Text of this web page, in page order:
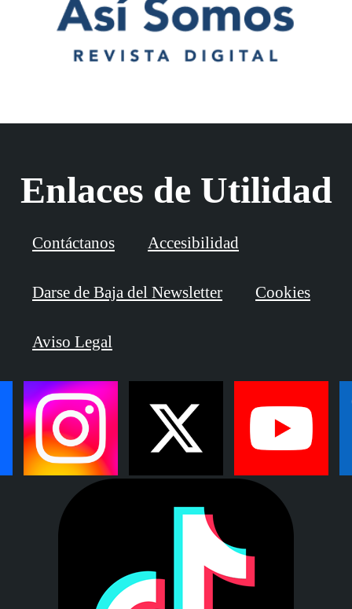
Enlaces de Utilidad
Contáctanos Accesibilidad
Darse de Baja del Newsletter Cookies
Aviso Legal